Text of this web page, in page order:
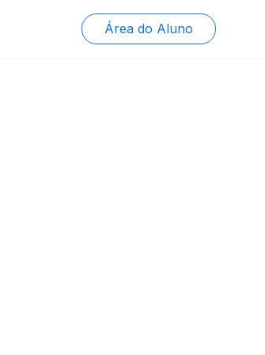
Área do Aluno